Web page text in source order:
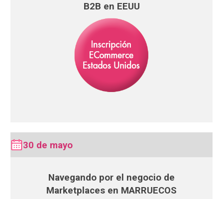
B2B en EEUU
30 de mayo
Navegando por el negocio de
Marketplaces en MARRUECOS